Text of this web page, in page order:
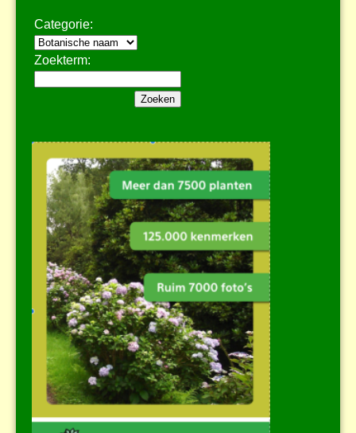
Categorie:
Zoekterm: